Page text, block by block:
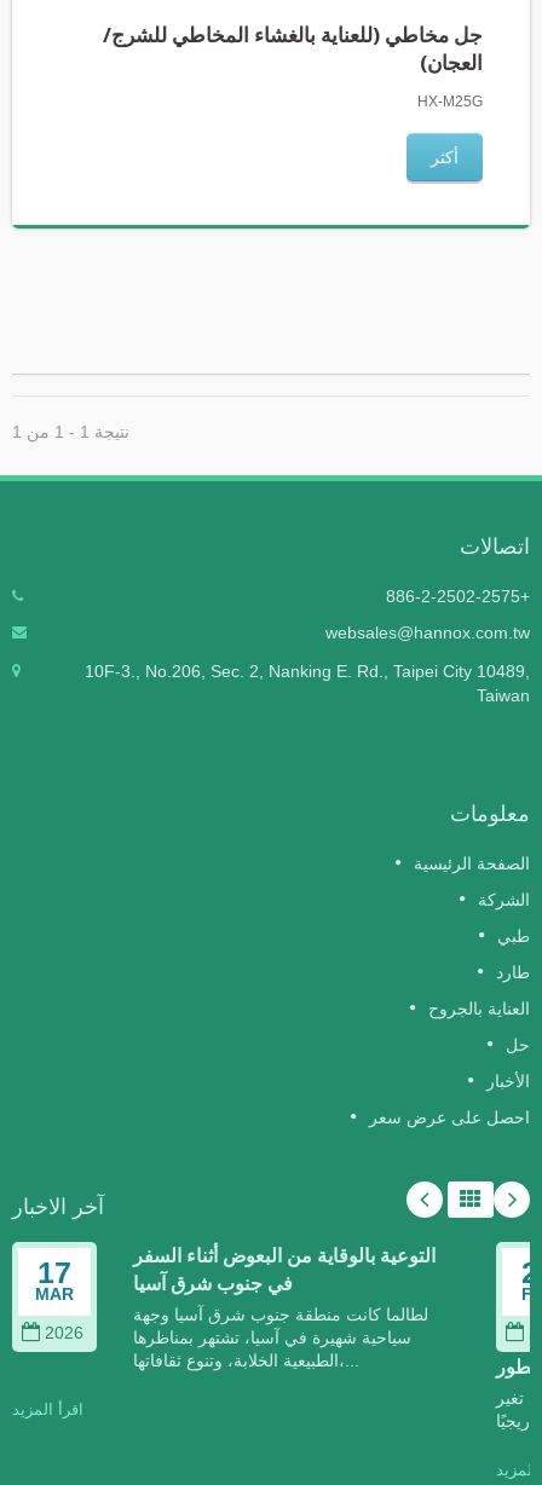
جل مخاطي (للعناية بالغشاء المخاطي للشرج/
العجان)
HX-M25G
أكثر
نتيجة 1 - 1 من 1
10F-3., No.206, Sec. 2, Nanking E. Rd., Taipei City
الرئيسية
بالجروح
على عرض سعر
آخر الاخبار
17
MAR
2026
التوعية بالوقاية من البعوض أثناء السفر
في جنوب شرق آسيا
لطالما كانت منطقة جنوب شرق آسيا وجهة
سياحية شهيرة في آسيا، تشتهر بمناظرها
اقرأ المزيد